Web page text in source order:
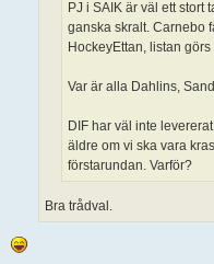
PJ i SAIK är väl ett stort
ganska skralt. Carnebo
HockeyEttan, listan
Var är alla Dahlins,
DIF har väl inte
äldre om vi ska vara
förstarundan. Varför?
Bra trådval.